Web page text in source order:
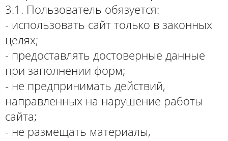
3.1. Пользователь обязуется:
- использовать сайт только в законных
целях;
- предоставлять достоверные данные
при заполнении форм;
- не предпринимать действий,
направленных на нарушение работы
сайта;
- не размещать материалы,